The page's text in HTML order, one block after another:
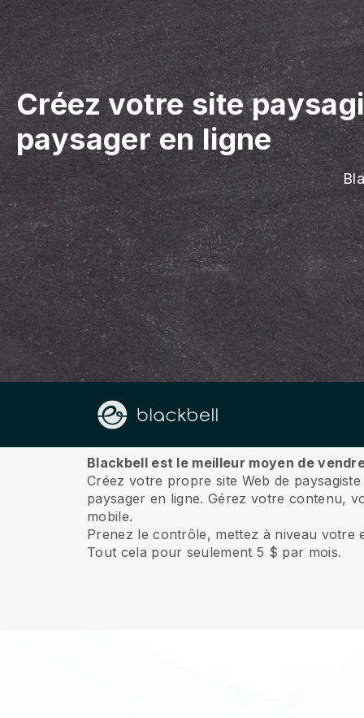
Créez votre site
paysager en ligne
À propos de nous
Blackbell est le meilleur moyen de
Créez votre propre site Web de
paysager en ligne. Gérez votre contenu,
mobile.
Prenez le contrôle, mettez à niveau votre
Tout cela pour seulement 5 $ par mois.